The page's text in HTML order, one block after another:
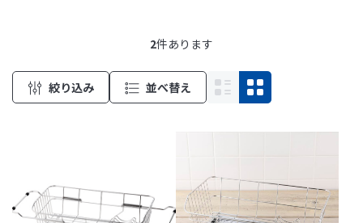
2件あります
絞り込み 並べ替え